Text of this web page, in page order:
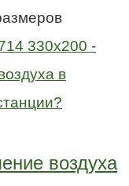
воздуха